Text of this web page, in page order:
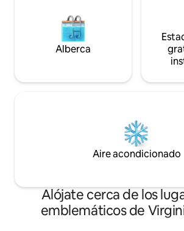
Alberca
Aire acondicionado
Alójate cerca de los
emblemáticos de